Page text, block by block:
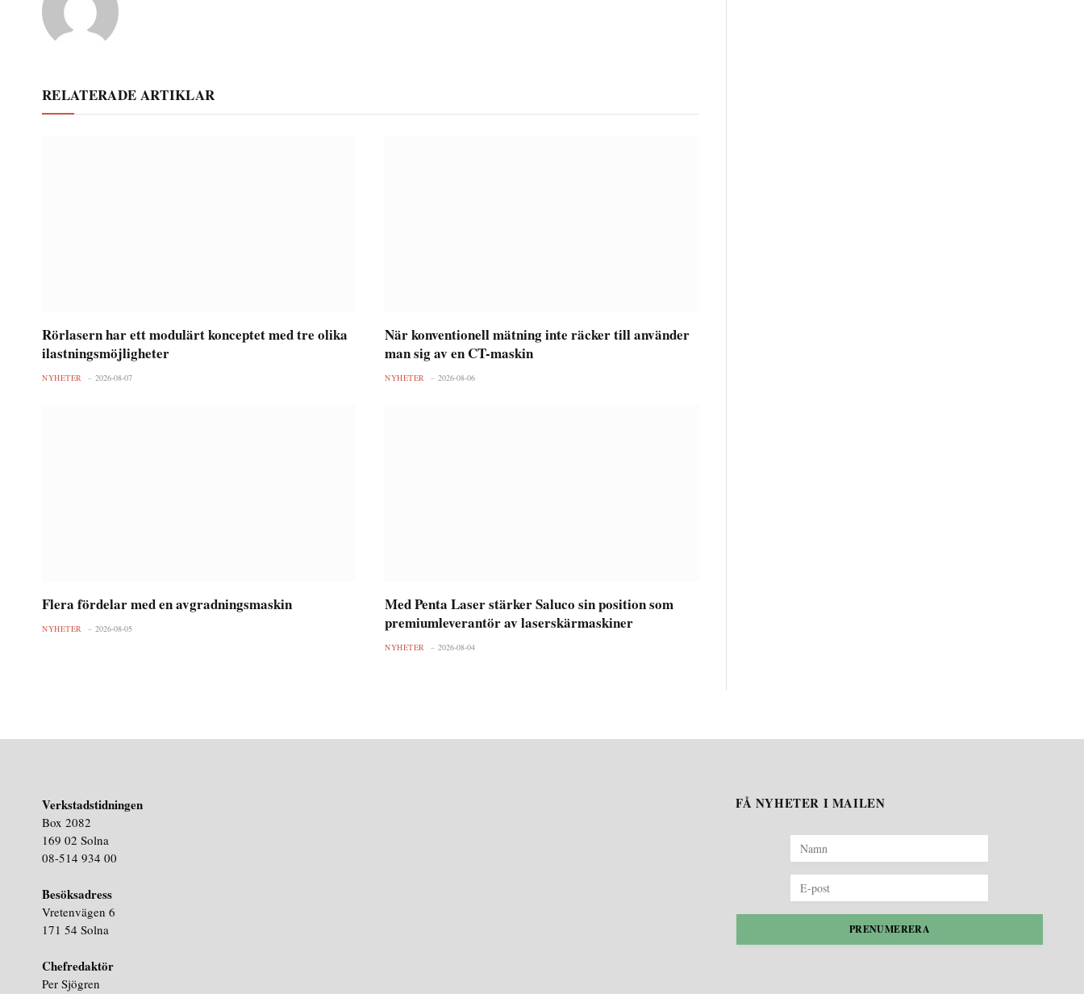
RELATERADE ARTIKLAR
Rörlasern har ett modulärt konceptet med tre olika
ilastningsmöjligheter
NYHETER 2026-08-07
När konventionell mätning inte räcker till använder
man sig av en CT-maskin
NYHETER 2026-08-06
Flera fördelar med en avgradningsmaskin
NYHETER 2026-08-05
Med Penta Laser stärker Saluco sin position som
premiumleverantör av laserskärmaskiner
NYHETER 2026-08-04
Verkstadstidningen
Box 2082
169 02 Solna
08-514 934 00
Besöksadress
Vretenvägen 6
171 54 Solna
Chefredaktör
Per Sjögren
FÅ NYHETER I MAILEN
PRENUMERERA